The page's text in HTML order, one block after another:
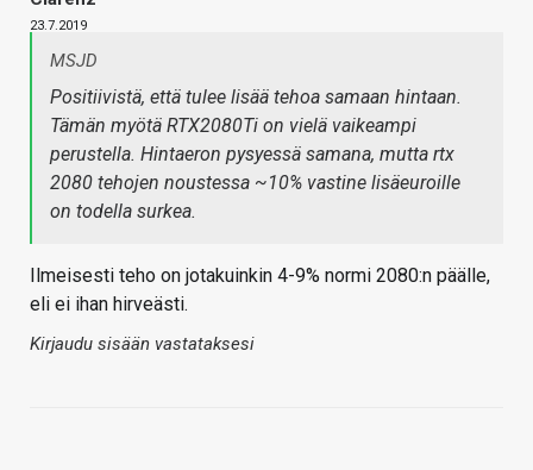
23.7.2019
MSJD
Positiivistä, että tulee lisää tehoa samaan hintaan.
Tämän myötä RTX2080Ti on vielä vaikeampi
perustella. Hintaeron pysyessä samana, mutta rtx
2080 tehojen noustessa ~10% vastine lisäeuroille
on todella surkea.
Ilmeisesti teho on jotakuinkin 4-9% normi 2080:n päälle,
eli ei ihan hirveästi.
Kirjaudu sisään vastataksesi